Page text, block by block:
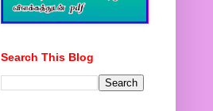
Search This Blog